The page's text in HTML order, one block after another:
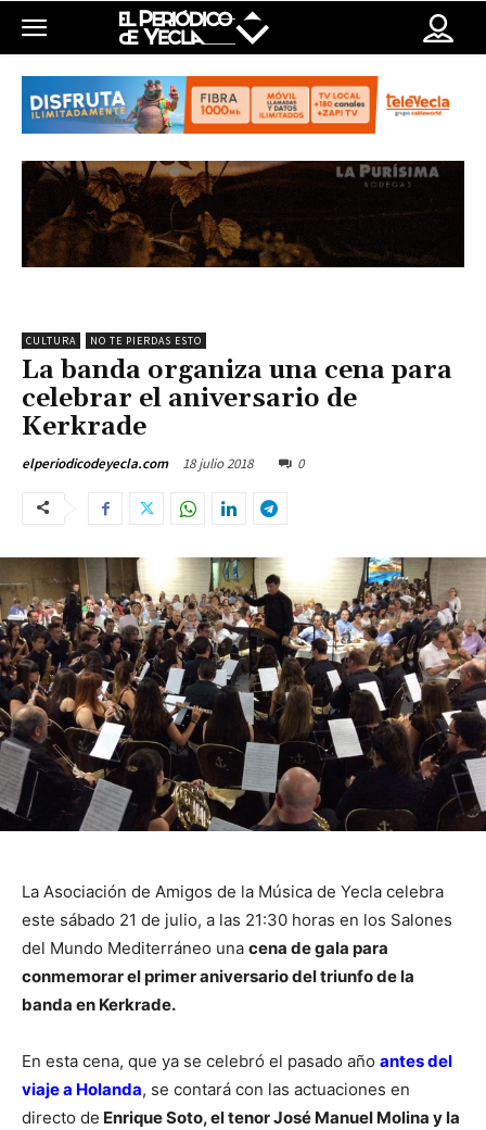
CULTURA NO TE PIERDAS ESTO
La banda organiza una cena para
celebrar el aniversario de
Kerkrade
elperiodicodeyecla.com 18 julio 2018 0
La Asociación de Amigos de la Música de Yecla celebra
este sábado 21 de julio, a las 21:30 horas en los Salones
del Mundo Mediterráneo una cena de gala para
conmemorar el primer aniversario del triunfo de la
banda en Kerkrade.
En esta cena, que ya se celebró el pasado año antes del
viaje a Holanda, se contará con las actuaciones en
directo de Enrique Soto, el tenor José Manuel Molina y la